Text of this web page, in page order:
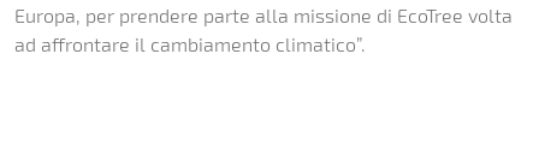
Europa, per prendere parte alla missione di EcoTree volta
ad affrontare il cambiamento climatico”.